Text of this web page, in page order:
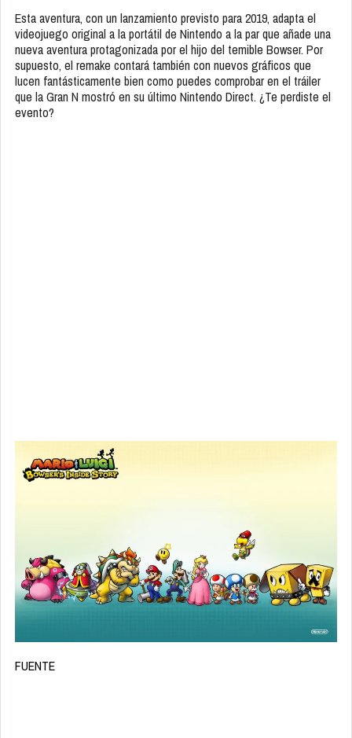
Esta aventura, con un lanzamiento previsto para 2019, adapta el
videojuego original a la portátil de Nintendo a la par que añade una
nueva aventura protagonizada por el hijo del temible Bowser. Por
supuesto, el remake contará también con nuevos gráficos que
lucen fantásticamente bien como puedes comprobar en el tráiler
que la Gran N mostró en su último Nintendo Direct. ¿Te perdiste el
evento?
FUENTE